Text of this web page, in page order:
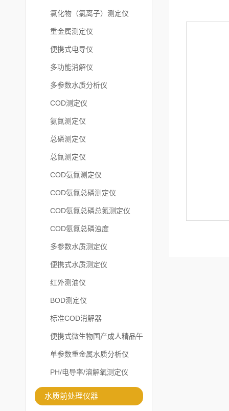
氯化物（氯离子）测定仪
重金属测定仪
便携式电导仪
多功能消解仪
多参数水质分析仪
COD测定仪
氨氮测定仪
总磷测定仪
总氮测定仪
COD氨氮测定仪
COD氨氮总磷测定仪
COD氨氮总磷总氮测定仪
COD氨氮总磷浊度
多参数水质测定仪
便携式水质测定仪
红外测油仪
BOD测定仪
标准COD消解器
便携式微生物国产成人精品午
夜福利APP
单参数重金属水质分析仪
PH/电导率/溶解氧测定仪
水质前处理仪器